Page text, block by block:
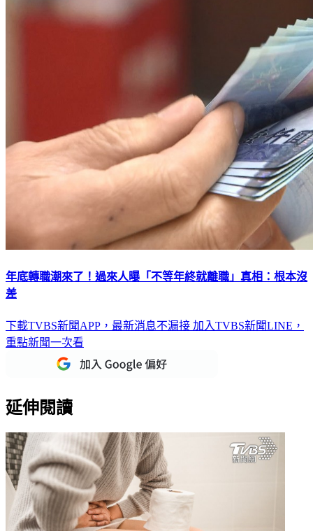
年底轉職潮來了！過來人曝「不等年終就離職」真相：根本沒
差
下載TVBS新聞APP，最新消息不漏接 加入TVBS新聞LINE，
重點新聞一次看
延伸閱讀